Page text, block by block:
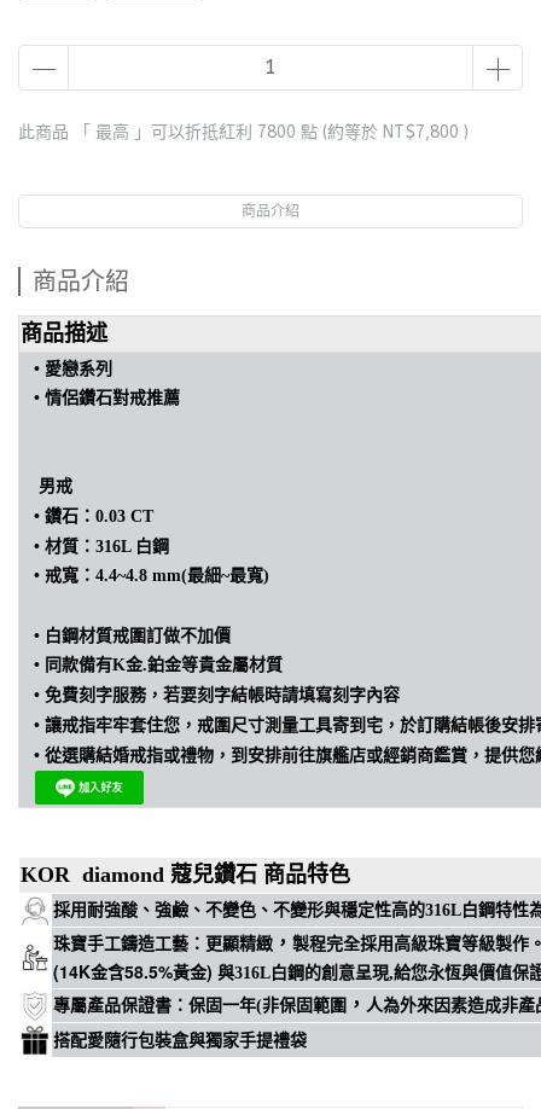
此商品 「 最高 」可以折抵紅利 7800 點 (約等於 NT$7,800 )
商品介紹
商品介紹
商品描述
• 愛戀系列
•情侶鑽石對戒推薦
男戒
•鑽石：0.03 CT
•材質：316L 白鋼
•戒寬：4.4~4.8 mm(最細~最寬)
• 白鋼材質戒圍訂做不加價
• 同款備有K金.鉑金等貴金屬材質
• 免費刻字服務，若要刻字結帳時請填寫刻字內容
•讓戒指牢牢套住您，戒圍尺寸測量工具寄到宅，於訂購結帳後安排
•從選購結婚戒指或禮物，到安排前往旗艦店或經銷商鑑賞，提供
KOR diamond 蔻兒鑽石 商品特色
採用耐強酸、強鹼、不變色、不變形與穩定性高的316L白鋼特性
珠寶手工鑄造工藝 ： 更顯精緻 ， 製程完全採用高級珠寶等級製作
(14K金含58.5%黃金) 與316L白鋼的創意呈現,給您永恆與價值保
專屬產品保證書 ： 保固一年(非保固範圍 ， 人為外來因素造成非產
搭配愛隨行包裝盒與獨家手提禮袋